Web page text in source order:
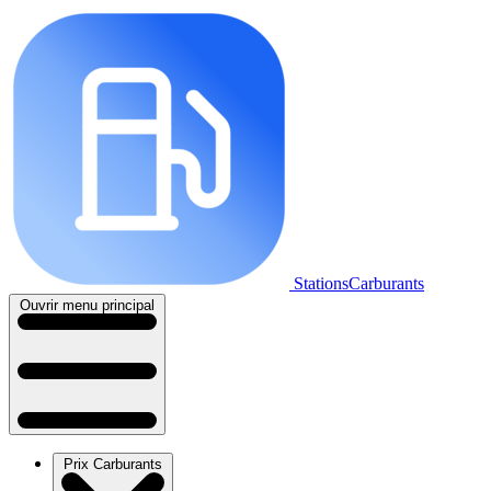
StationsCarburants
Ouvrir menu principal
Prix Carburants